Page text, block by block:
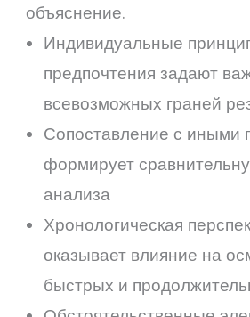
объяснение.
Индивидуальные
предпочтения задают
всевозможных граней
Сопоставление с иными
формирует
анализа
Хронологическая
оказывает влияние на
быстрых и